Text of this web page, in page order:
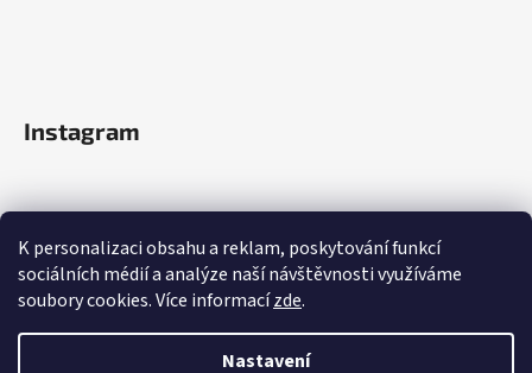
K personalizaci obsahu a reklam, poskytování funkcí
sociálních médií a analýze naší návštěvnosti využíváme
soubory cookies. Více informacízde.
Nastavení
Instagram